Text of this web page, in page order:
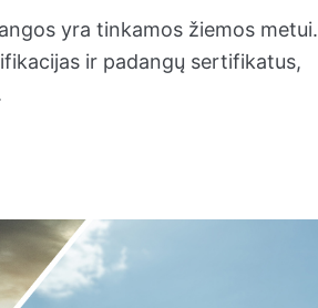
yra tinkamos žiemos metui.
ir padangų sertifikatus,